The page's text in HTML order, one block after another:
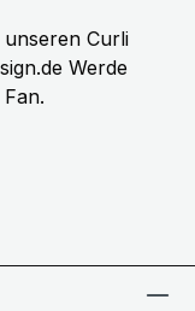
Curli
Werde